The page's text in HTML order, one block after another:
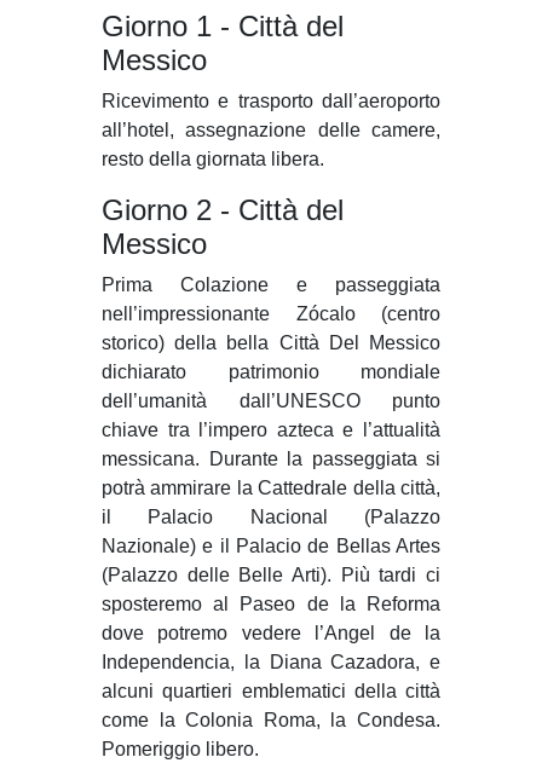
Giorno 1 - Città del
Messico
Ricevimento e trasporto dall’aeroporto
all’hotel, assegnazione delle camere,
resto della giornata libera.
Giorno 2 - Città del
Messico
Prima Colazione e passeggiata
nell’impressionante Zócalo (centro
storico) della bella Città Del Messico
dichiarato patrimonio mondiale
dell’umanità dall’UNESCO punto
chiave tra l’impero azteca e l’attualità
messicana. Durante la passeggiata si
potrà ammirare la Cattedrale della città,
il Palacio Nacional (Palazzo
Nazionale) e il Palacio de Bellas Artes
(Palazzo delle Belle Arti). Più tardi ci
sposteremo al Paseo de la Reforma
dove potremo vedere l’Angel de la
Independencia, la Diana Cazadora, e
alcuni quartieri emblematici della città
come la Colonia Roma, la Condesa.
Pomeriggio libero.